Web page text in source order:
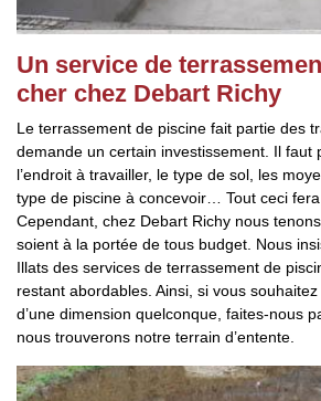
Un service de
cher chez Debart Richy
Le terrassement de piscine fait partie des
demande un certain investissement. Il faut
l’endroit à travailler, le type de sol, les
type de piscine à concevoir… Tout ceci fera
Cependant, chez Debart Richy nous
soient à la portée de tous budget. Nous
Illats des services de terrassement de
restant abordables. Ainsi, si vous
d’une dimension quelconque, faites-nous
nous trouverons notre terrain d’entente.